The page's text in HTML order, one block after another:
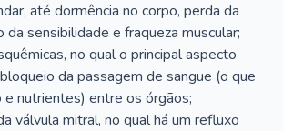
até dormência no corpo, perda da
da sensibilidade e fraqueza muscular;
no qual o principal aspecto
da passagem de sangue (o que
e nutrientes) entre os órgãos;
válvula mitral, no qual há um refluxo